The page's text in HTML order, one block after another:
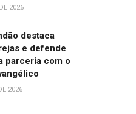
2026
destaca
e defende
parceria com o
2026